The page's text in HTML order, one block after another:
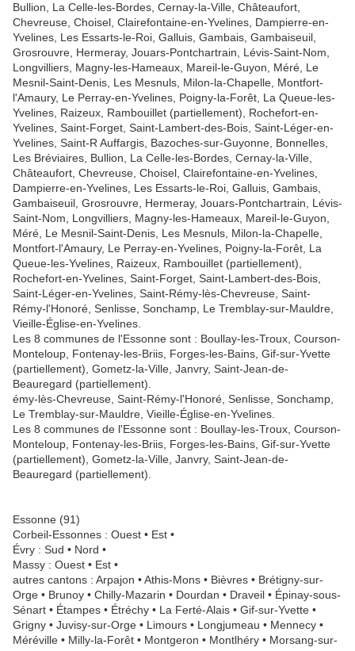
Bullion, La Celle-les-Bordes, Cernay-la-Ville, Châteaufort,
Chevreuse, Choisel, Clairefontaine-en-Yvelines, Dampierre-en-
Yvelines, Les Essarts-le-Roi, Galluis, Gambais, Gambaiseuil,
Grosrouvre, Hermeray, Jouars-Pontchartrain, Lévis-Saint-Nom,
Longvilliers, Magny-les-Hameaux, Mareil-le-Guyon, Méré, Le
Mesnil-Saint-Denis, Les Mesnuls, Milon-la-Chapelle, Montfort-
l'Amaury, Le Perray-en-Yvelines, Poigny-la-Forêt, La Queue-les-
Yvelines, Raizeux, Rambouillet (partiellement), Rochefort-en-
Yvelines, Saint-Forget, Saint-Lambert-des-Bois, Saint-Léger-en-
Yvelines, Saint-R Auffargis, Bazoches-sur-Guyonne, Bonnelles,
Les Bréviaires, Bullion, La Celle-les-Bordes, Cernay-la-Ville,
Châteaufort, Chevreuse, Choisel, Clairefontaine-en-Yvelines,
Dampierre-en-Yvelines, Les Essarts-le-Roi, Galluis, Gambais,
Gambaiseuil, Grosrouvre, Hermeray, Jouars-Pontchartrain, Lévis-
Saint-Nom, Longvilliers, Magny-les-Hameaux, Mareil-le-Guyon,
Méré, Le Mesnil-Saint-Denis, Les Mesnuls, Milon-la-Chapelle,
Montfort-l'Amaury, Le Perray-en-Yvelines, Poigny-la-Forêt, La
Queue-les-Yvelines, Raizeux, Rambouillet (partiellement),
Rochefort-en-Yvelines, Saint-Forget, Saint-Lambert-des-Bois,
Saint-Léger-en-Yvelines, Saint-Rémy-lès-Chevreuse, Saint-
Rémy-l'Honoré, Senlisse, Sonchamp, Le Tremblay-sur-Mauldre,
Vieille-Église-en-Yvelines.
Les 8 communes de l'Essonne sont : Boullay-les-Troux, Courson-
Monteloup, Fontenay-les-Briis, Forges-les-Bains, Gif-sur-Yvette
(partiellement), Gometz-la-Ville, Janvry, Saint-Jean-de-
Beauregard (partiellement).
émy-lès-Chevreuse, Saint-Rémy-l'Honoré, Senlisse, Sonchamp,
Le Tremblay-sur-Mauldre, Vieille-Église-en-Yvelines.
Les 8 communes de l'Essonne sont : Boullay-les-Troux, Courson-
Monteloup, Fontenay-les-Briis, Forges-les-Bains, Gif-sur-Yvette
(partiellement), Gometz-la-Ville, Janvry, Saint-Jean-de-
Beauregard (partiellement).
Essonne (91)
Corbeil-Essonnes : Ouest • Est •
Évry : Sud • Nord •
Massy : Ouest • Est •
autres cantons : Arpajon • Athis-Mons • Bièvres • Brétigny-sur-
Orge • Brunoy • Chilly-Mazarin • Dourdan • Draveil • Épinay-sous-
Sénart • Étampes • Étréchy • La Ferté-Alais • Gif-sur-Yvette •
Grigny • Juvisy-sur-Orge • Limours • Longjumeau • Mennecy •
Méréville • Milly-la-Forêt • Montgeron • Montlhéry • Morsang-sur-